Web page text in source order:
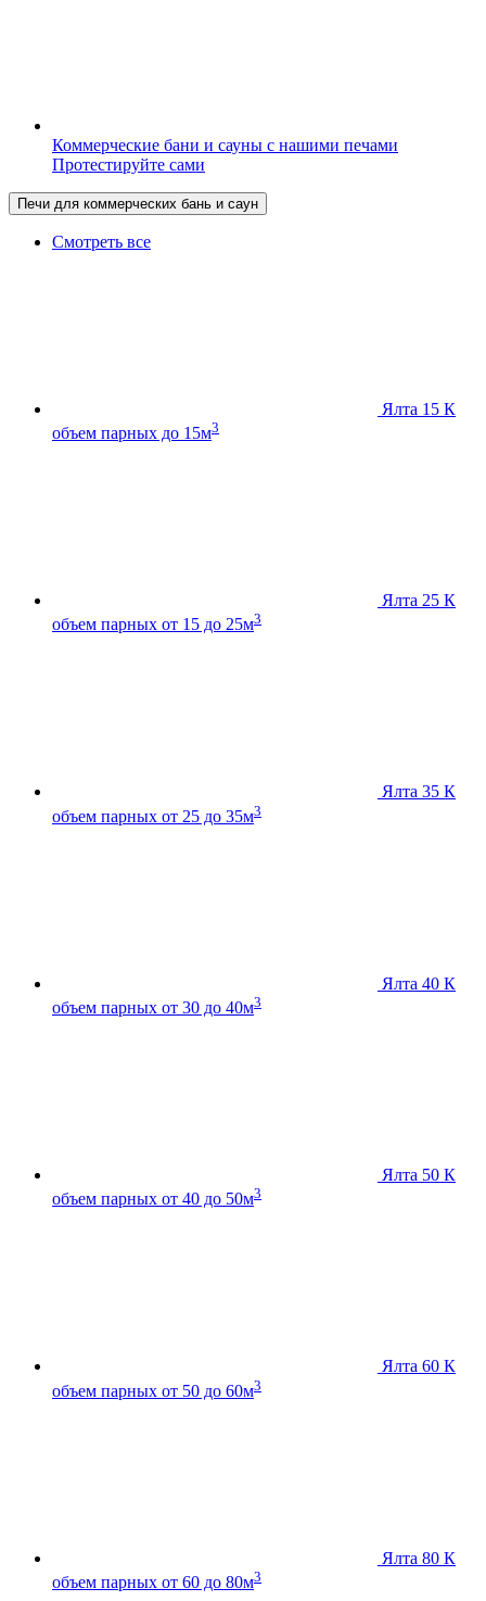
Коммерческие бани и сауны с нашими печами
Протестируйте сами
Печи для коммерческих бань и саун
Смотреть все
Ялта 15 К
объем парных до 15м3
Ялта 25 К
объем парных от 15 до 25м3
Ялта 35 К
объем парных от 25 до 35м3
Ялта 40 К
объем парных от 30 до 40м3
Ялта 50 К
объем парных от 40 до 50м3
Ялта 60 К
объем парных от 50 до 60м3
Ялта 80 К
объем парных от 60 до 80м3